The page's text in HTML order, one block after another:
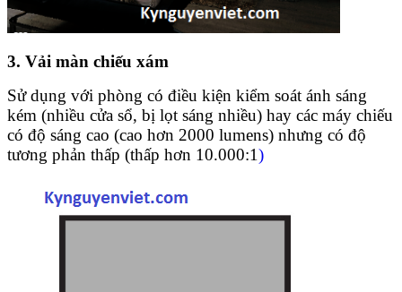
3. Vải màn chiếu xám
Sử dụng với phòng có điều kiện kiểm soát ánh sáng
kém (nhiều cửa sổ, bị lọt sáng nhiều) hay các máy chiếu
có độ sáng cao (cao hơn 2000 lumens) nhưng có độ
tương phản thấp (thấp hơn 10.000:1)